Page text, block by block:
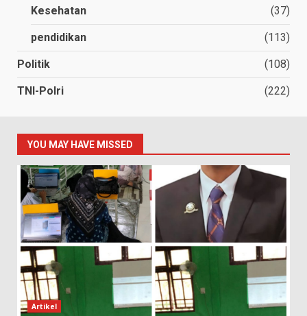
Kesehatan
(37)
pendidikan (113)
Politik (108)
TNI-Polri (222)
YOU MAY HAVE MISSED
Artikel